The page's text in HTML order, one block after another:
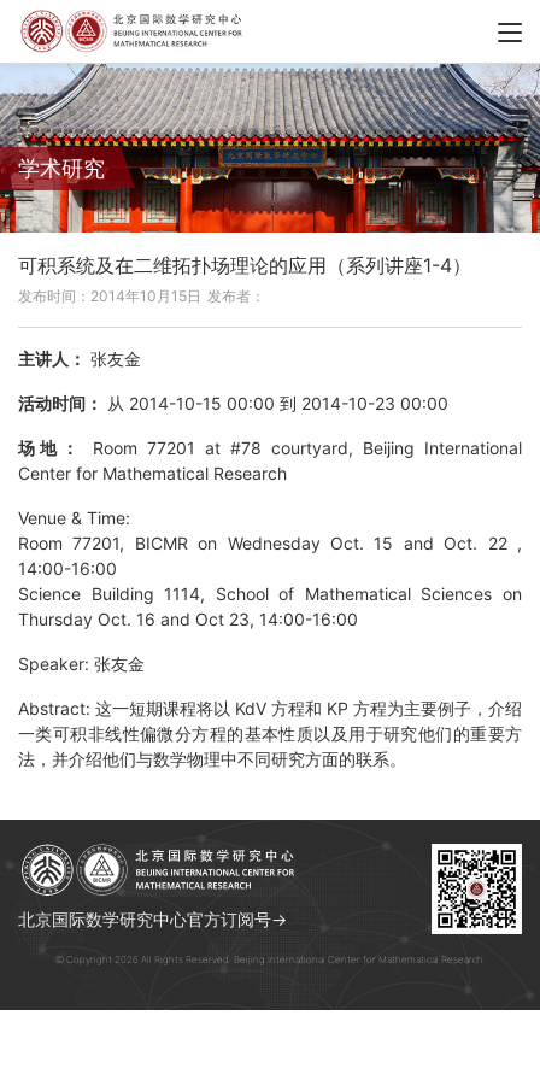
学术研究
可积系统及在二维拓扑场理论的应用（系列讲座1-4）
发布时间：2014年10月15日 发布者：
主讲人： 张友金
活动时间： 从 2014-10-15 00:00 到 2014-10-23 00:00
场地：
Room 77201 at #78 courtyard, Beijing International
Center for Mathematical Research
Venue & Time:
Room 77201, BICMR on Wednesday Oct. 15 and Oct. 22 ,
14:00-16:00
Science Building 1114, School of Mathematical Sciences on
Thursday Oct. 16 and Oct 23, 14:00-16:00
Speaker: 张友金
Abstract: 这一短期课程将以 KdV 方程和 KP 方程为主要例子，介绍
一类可积非线性偏微分方程的基本性质以及用于研究他们的重要方
法，并介绍他们与数学物理中不同研究方面的联系。
北京国际数学研究中心官方订阅号→
© Copyright 2026 All Rights Reserved. Beijing International Center for Mathematical Research.